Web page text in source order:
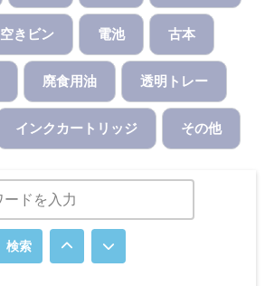
空きビン 電池 古本
廃食用油 透明トレー
インクカートリッジ その他
検索